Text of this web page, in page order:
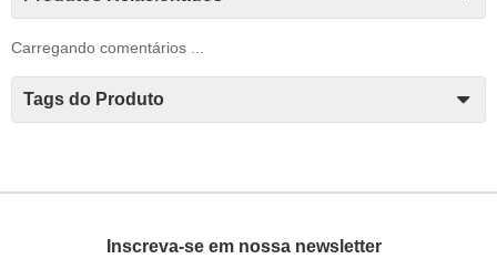
Carregando comentários ...
Tags do Produto
Inscreva-se em nossa newsletter